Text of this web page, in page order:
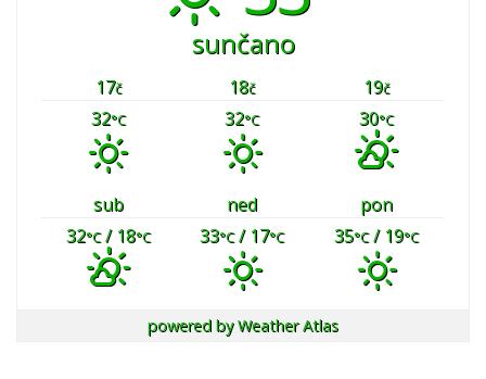
sunčano
17č 18č 19č
32°C 32°C 30°C
sub ned
pon
32°C/ 18°C 33°C/ 17°C 35°C/ 19°C
powered byWeather Atlas